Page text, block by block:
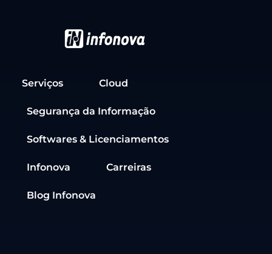
Serviços Cloud
Segurança da Informação
Softwares & Licenciamentos
Infonova Carreiras
Blog Infonova